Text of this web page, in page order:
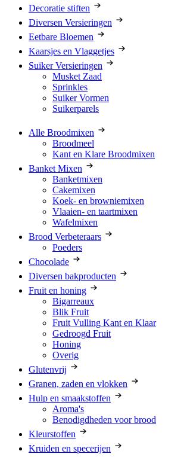
Decoratie stiften
Diversen Versieringen
Eetbare Bloemen
Kaarsjes en Vlaggetjes
Suiker Versieringen
Musket Zaad
Sprinkles
Suiker Vormen
Suikerparels
Alle Broodmixen
Broodmeel
Kant en Klare Broodmixen
Banket Mixen
Banketmixen
Cakemixen
Koek- en browniemixen
Vlaaien- en taartmixen
Wafelmixen
Brood Verbeteraars
Poeders
Chocolade
Diversen bakproducten
Fruit en honing
Bigarreaux
Blik Fruit
Fruit Vulling Kant en Klaar
Gedroogd Fruit
Honing
Overig
Glutenvrij
Granen, zaden en vlokken
Hulp en smaakstoffen
Aroma's
Benodigdheden voor brood
Kleurstoffen
Kruiden en specerijen